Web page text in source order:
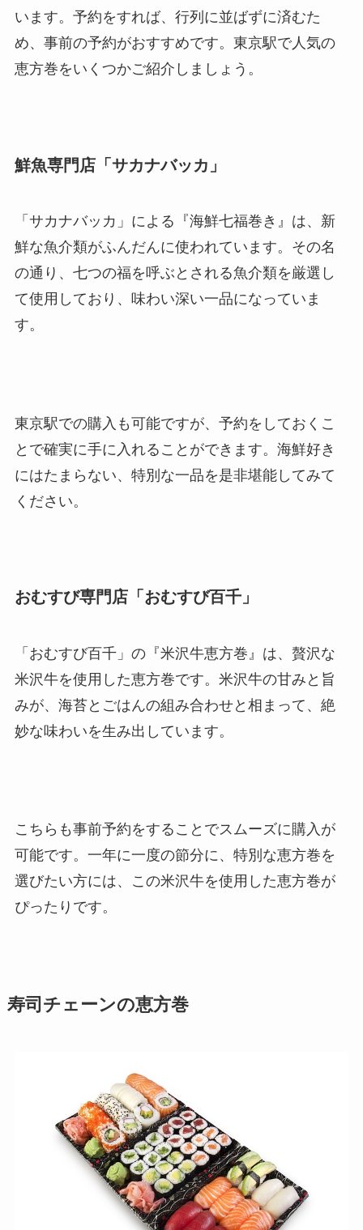
います。予約をすれば、行列に並ばずに済むた
め、事前の予約がおすすめです。東京駅で人気の
恵方巻をいくつかご紹介しましょう。
鮮魚専門店「サカナバッカ」
「サカナバッカ」による『海鮮七福巻き』は、新
鮮な魚介類がふんだんに使われています。その名
の通り、七つの福を呼ぶとされる魚介類を厳選し
て使用しており、味わい深い一品になっていま
す。
東京駅での購入も可能ですが、予約をしておくこ
とで確実に手に入れることができます。海鮮好き
にはたまらない、特別な一品を是非堪能してみて
ください。
おむすび専門店「おむすび百千」
「おむすび百千」の『米沢牛恵方巻』は、贅沢な
米沢牛を使用した恵方巻です。米沢牛の甘みと旨
みが、海苔とごはんの組み合わせと相まって、絶
妙な味わいを生み出しています。
こちらも事前予約をすることでスムーズに購入が
可能です。一年に一度の節分に、特別な恵方巻を
選びたい方には、この米沢牛を使用した恵方巻が
ぴったりです。
寿司チェーンの恵方巻